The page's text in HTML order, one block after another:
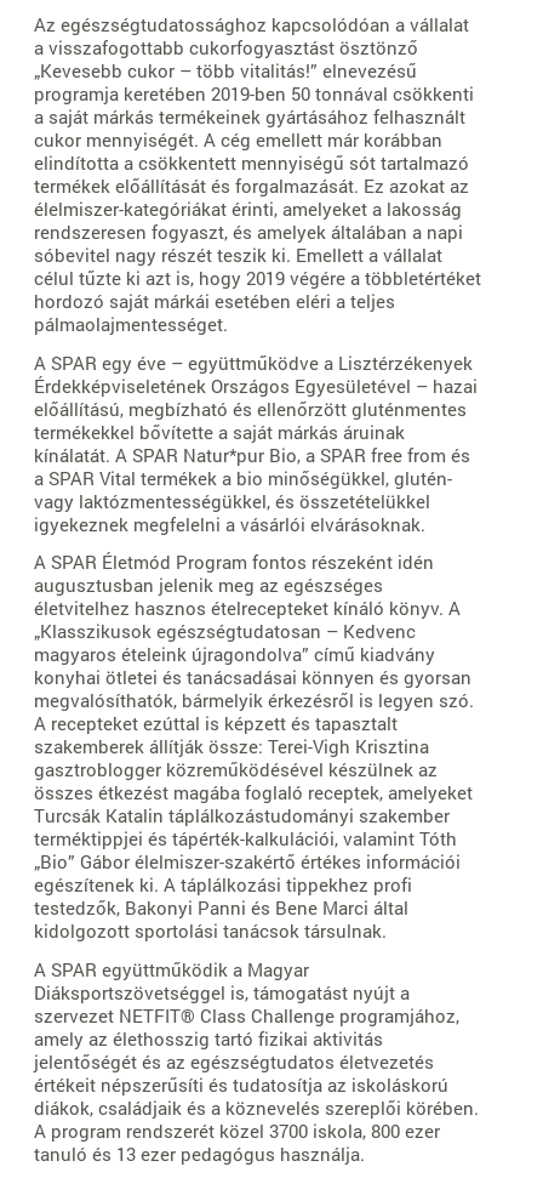
Az egészségtudatossághoz kapcsolódóan a vállalat
a visszafogottabb cukorfogyasztást ösztönző
„Kevesebb cukor – több vitalitás!” elnevezésű
programja keretében 2019-ben 50 tonnával csökkenti
a saját márkás termékeinek gyártásához felhasznált
cukor mennyiségét. A cég emellett már korábban
elindította a csökkentett mennyiségű sót tartalmazó
termékek előállítását és forgalmazását. Ez azokat az
élelmiszer-kategóriákat érinti, amelyeket a lakosság
rendszeresen fogyaszt, és amelyek általában a napi
sóbevitel nagy részét teszik ki. Emellett a vállalat
célul tűzte ki azt is, hogy 2019 végére a többletértéket
hordozó saját márkái esetében eléri a teljes
pálmaolajmentességet.
A SPAR egy éve – együttműködve a Lisztérzékenyek
Érdekképviseletének Országos Egyesületével – hazai
előállítású, megbízható és ellenőrzött gluténmentes
termékekkel bővítette a saját márkás áruinak
kínálatát. A SPAR Natur*pur Bio, a SPAR free from és
a SPAR Vital termékek a bio minőségükkel, glutén-
vagy laktózmentességükkel, és összetételükkel
igyekeznek megfelelni a vásárlói elvárásoknak.
A SPAR Életmód Program fontos részeként idén
augusztusban jelenik meg az egészséges
életvitelhez hasznos ételrecepteket kínáló könyv. A
„Klasszikusok egészségtudatosan – Kedvenc
magyaros ételeink újragondolva” című kiadvány
konyhai ötletei és tanácsadásai könnyen és gyorsan
megvalósíthatók, bármelyik érkezésről is legyen szó.
A recepteket ezúttal is képzett és tapasztalt
szakemberek állítják össze: Terei-Vigh Krisztina
gasztroblogger közreműködésével készülnek az
összes étkezést magába foglaló receptek, amelyeket
Turcsák Katalin táplálkozástudományi szakember
terméktippjei és tápérték-kalkulációi, valamint Tóth
„Bio” Gábor élelmiszer-szakértő értékes információi
egészítenek ki. A táplálkozási tippekhez profi
testedzők, Bakonyi Panni és Bene Marci által
kidolgozott sportolási tanácsok társulnak.
A SPAR együttműködik a Magyar
Diáksportszövetséggel is, támogatást nyújt a
szervezet NETFIT® Class Challenge programjához,
amely az élethosszig tartó fizikai aktivitás
jelentőségét és az egészségtudatos életvezetés
értékeit népszerűsíti és tudatosítja az iskoláskorú
diákok, családjaik és a köznevelés szereplői körében.
A program rendszerét közel 3700 iskola, 800 ezer
tanuló és 13 ezer pedagógus használja.